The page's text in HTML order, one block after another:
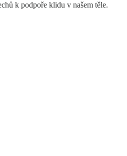
k podpoře klidu v našem těle.